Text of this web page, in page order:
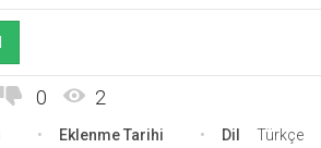
0 2
Eklenme Tarihi Dil Türkçe